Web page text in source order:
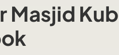
Masjid